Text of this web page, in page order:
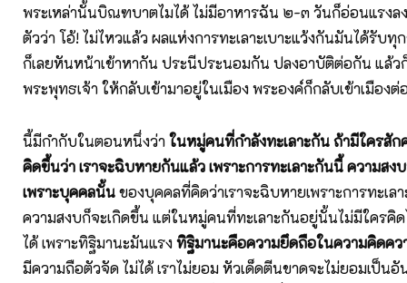
พระเหล่านั้นบิณฑบาตไมได้ ไม่มีอาหารฉัน ๒-๓ วันก็อ่อนแรงล
ตัวว่า โอ้! ไม่ไหวแล้ว ผลแห่งการทะเลาะเบาะแว้งกันมันได้รับ
ก็เลยหันหน้าเข้าหากัน ประนีประนอมกัน ปลงอาบัติต่อกัน แล้
พระพุทธเจ้า ให้กลับเข้ามาอยู่ในเมือง พระองค์ก็กลับเข้าเมืองต่
นี้มีกำกับในตอนหนึ่งว่าในหมู่คนที่กำลังทะเลาะกัน ถ้ามีใครสั
คิดขึ้นว่า เราจะฉิบหายกันแล้ว เพราะการทะเลาะกันนี้ ความสง
เพราะบุคคลนั้นของบุคคลที่คิดว่าเราจะฉิบหายเพราะการทะเลา
ความสงบก็จะเกิดขึ้น แต่ในหมู่คนที่ทะเลาะกันอยู่นั้นไม่มีใครคิด
ได้ เพราะทิฐิมานะมันแรงทิฐิมานะคือความยึดถือในความคิดคว
มีความถือตัวจัด ไม่ได้ เราไม่ยอม หัวเด็ดตีนขาดจะไม่ยอมเป็นอั